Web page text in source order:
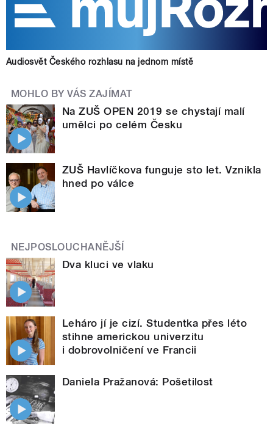
Audiosvět Českého rozhlasu na jednom místě
MOHLO BY VÁS ZAJÍMAT
Na ZUŠ OPEN 2019 se chystají malí
umělci po celém Česku
ZUŠ Havlíčkova funguje sto let. Vznikla
hned po válce
NEJPOSLOUCHANĚJŠÍ
Dva kluci ve vlaku
Leháro jí je cizí. Studentka přes léto
stihne americkou univerzitu
i dobrovolničení ve Francii
Daniela Pražanová: Pošetilost